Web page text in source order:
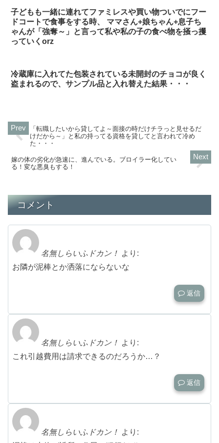
子どもも一緒に連れてファミレスや買い物ついでにフー
ドコートで食事をする時、 ママさん+娘ちゃん+息子ち
ゃんが「強奪～」と言って私や私の子の食べ物を掻っ攫
っていくorz
冷蔵庫に入れてた包装されている未開封のチョコが良く
盗まれるので、サンプル品と入れ替えた結果・・・
「転職したいから貸してよ～面接の時だけチラっと見せるだ
けだから～」と私の持ってる資格を貸してと言われて冷め
た・・・
嫁の体の劣化が急速に、進んでいる。ブロイラー化してい
る！変な悪臭もする！
コメント
名無しらいふドカン！ より:
お隣が泥棒とか洒落にならないな
返信
名無しらいふドカン！ より:
これ引越費用は請求できるのだろうか…？
返信
名無しらいふドカン！ より: